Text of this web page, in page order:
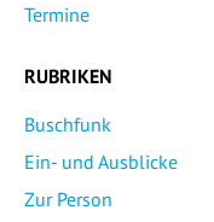
Termine
RUBRIKEN
Buschfunk
Ein- und Ausblicke
Zur Person